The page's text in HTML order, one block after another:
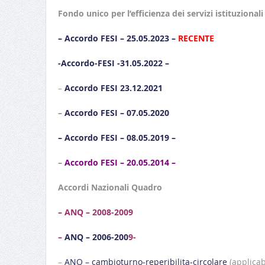
Fondo unico per l’efficienza dei servizi istituzionali
– Accordo FESI – 25.05.2023 – RECENTE
-Accordo-FESI -31.05.2022 –
– Accordo FESI 23.12.2021
– Accordo FESI – 07.05.2020
– Accordo FESI – 08.05.2019 –
– Accordo FESI – 20.05.2014 –
Accordi Nazionali Quadro
– ANQ – 2008-2009
– ANQ – 2006-2009-
– ANQ – cambioturno-reperibilita-circolare